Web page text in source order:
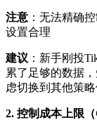
注意 ：无法精确
设置合理
建议 ：新手刚投
累了足够的数据
虑切换到其他策略
2. 控制成本上限（